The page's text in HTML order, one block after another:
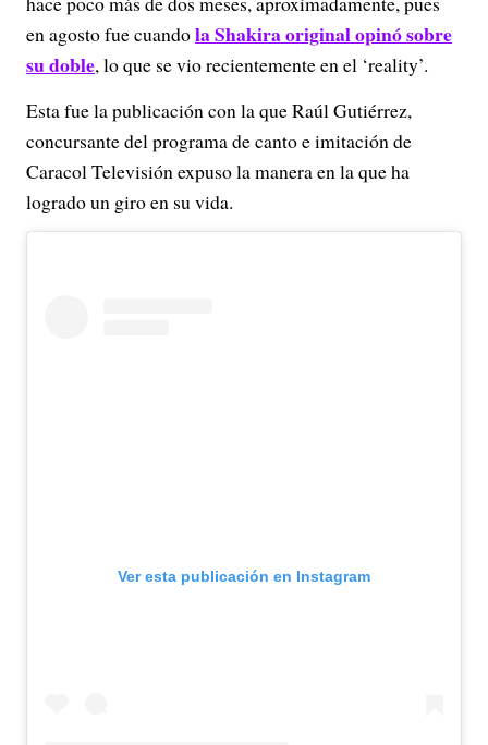
en agosto fue cuandola Shakira original opinó sobre
su doble, lo que se vio recientemente en el ‘reality’.
Esta fue la publicación con la que Raúl Gutiérrez,
concursante del programa de canto e imitación de
Caracol Televisión expuso la manera en la que ha
logrado un giro en su vida.
Ver esta publicación en Instagram